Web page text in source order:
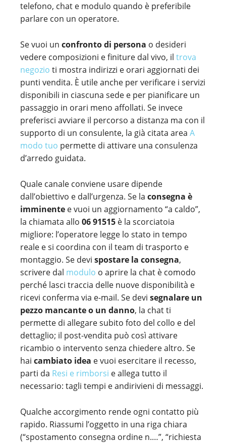
telefono, chat e modulo quando è preferibile
parlare con un operatore.
Se vuoi un confronto di persona o desideri
vedere composizioni e finiture dal vivo, il trova
negozio ti mostra indirizzi e orari aggiornati dei
punti vendita. È utile anche per verificare i servizi
disponibili in ciascuna sede e per pianificare un
passaggio in orari meno affollati. Se invece
preferisci avviare il percorso a distanza ma con il
supporto di un consulente, la già citata area A
modo tuo permette di attivare una consulenza
d’arredo guidata.
Quale canale conviene usare dipende
dall’obiettivo e dall’urgenza. Se la consegna è
imminente e vuoi un aggiornamento “a caldo”,
la chiamata allo 06 91515 è la scorciatoia
migliore: l’operatore legge lo stato in tempo
reale e si coordina con il team di trasporto e
montaggio. Se devi spostare la consegna,
scrivere dal modulo o aprire la chat è comodo
perché lasci traccia delle nuove disponibilità e
ricevi conferma via e-mail. Se devi segnalare un
pezzo mancante o un danno, la chat ti
permette di allegare subito foto del collo e del
dettaglio; il post-vendita può così attivare
ricambio o intervento senza chiedere altro. Se
hai cambiato idea e vuoi esercitare il recesso,
parti da Resi e rimborsi e allega tutto il
necessario: tagli tempi e andirivieni di messaggi.
Qualche accorgimento rende ogni contatto più
rapido. Riassumi l’oggetto in una riga chiara
(“spostamento consegna ordine n.…”, “richiesta